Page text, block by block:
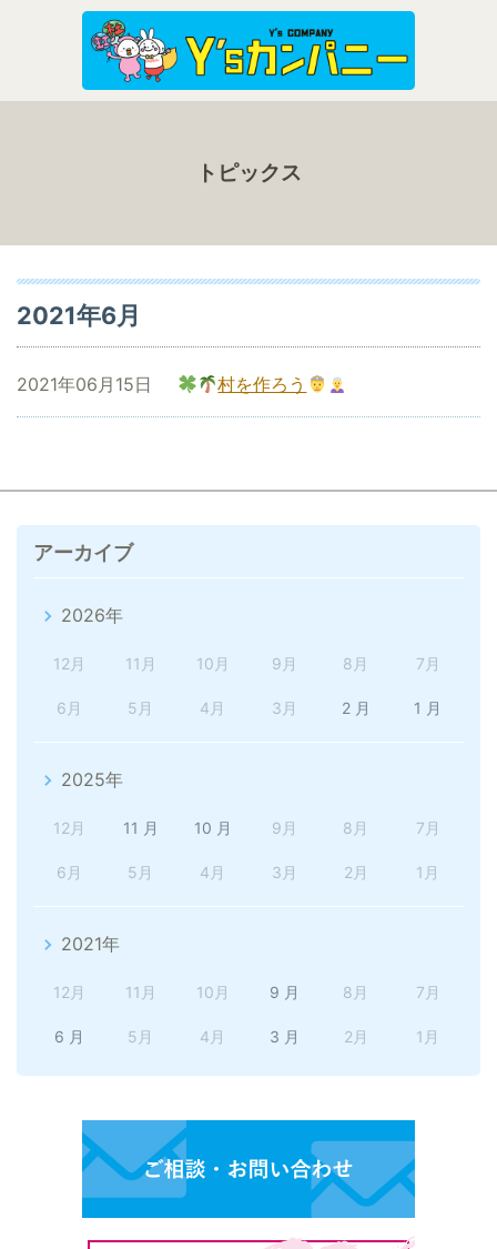
トピックス
2021年6月
村を作ろう
2021年06月15日
アーカイブ
2026年
12月 11月 10月 9月 8月 7月
6月 5月 4月 3月 2 月 1 月
2025年
12月 11 月 10 月 9月 8月 7月
6月 5月 4月 3月 2月 1月
2021年
12月 11月 10月 9 月 8月 7月
6 月 5月 4月 3 月 2月 1月